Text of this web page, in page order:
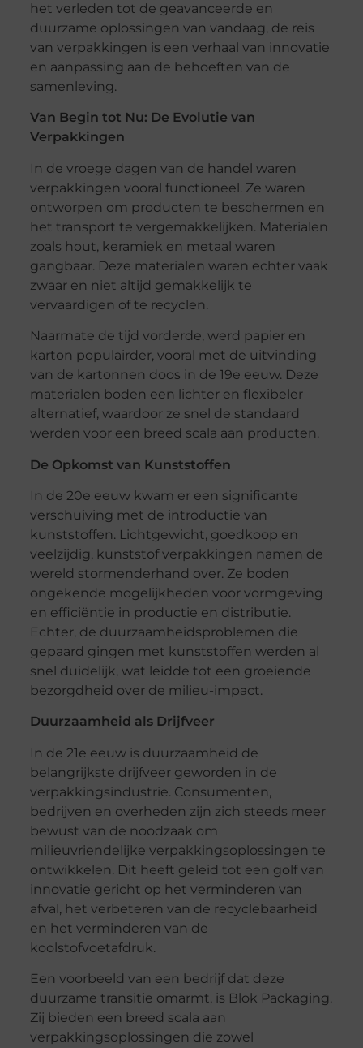
het verleden tot de geavanceerde en
duurzame oplossingen van vandaag, de reis
van verpakkingen is een verhaal van innovatie
en aanpassing aan de behoeften van de
samenleving.
Van Begin tot Nu: De Evolutie van
Verpakkingen
In de vroege dagen van de handel waren
verpakkingen vooral functioneel. Ze waren
ontworpen om producten te beschermen en
het transport te vergemakkelijken. Materialen
zoals hout, keramiek en metaal waren
gangbaar. Deze materialen waren echter vaak
zwaar en niet altijd gemakkelijk te
vervaardigen of te recyclen.
Naarmate de tijd vorderde, werd papier en
karton populairder, vooral met de uitvinding
van de kartonnen doos in de 19e eeuw. Deze
materialen boden een lichter en flexibeler
alternatief, waardoor ze snel de standaard
werden voor een breed scala aan producten.
De Opkomst van Kunststoffen
In de 20e eeuw kwam er een significante
verschuiving met de introductie van
kunststoffen. Lichtgewicht, goedkoop en
veelzijdig, kunststof verpakkingen namen de
wereld stormenderhand over. Ze boden
ongekende mogelijkheden voor vormgeving
en efficiëntie in productie en distributie.
Echter, de duurzaamheidsproblemen die
gepaard gingen met kunststoffen werden al
snel duidelijk, wat leidde tot een groeiende
bezorgdheid over de milieu-impact.
Duurzaamheid als Drijfveer
In de 21e eeuw is duurzaamheid de
belangrijkste drijfveer geworden in de
verpakkingsindustrie. Consumenten,
bedrijven en overheden zijn zich steeds meer
bewust van de noodzaak om
milieuvriendelijke verpakkingsoplossingen te
ontwikkelen. Dit heeft geleid tot een golf van
innovatie gericht op het verminderen van
afval, het verbeteren van de recyclebaarheid
en het verminderen van de
koolstofvoetafdruk.
Een voorbeeld van een bedrijf dat deze
duurzame transitie omarmt, is Blok Packaging.
Zij bieden een breed scala aan
verpakkingsoplossingen die zowel